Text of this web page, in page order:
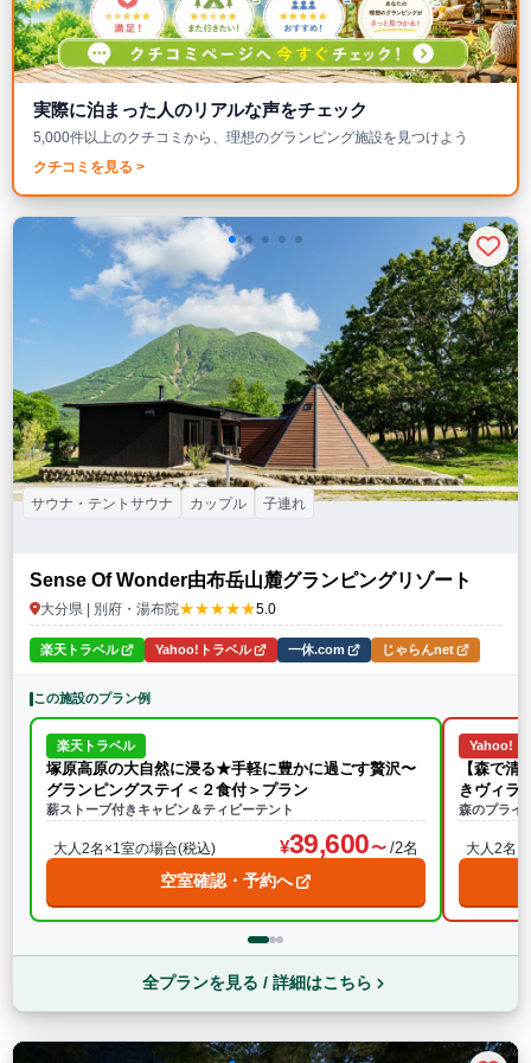
実際に泊まった人のリアルな声をチェック
5,000件以上のクチコミから、理想のグランピング施設を見つけよう
クチコミを見る >
Sense Of Wonder由布岳山麓グランピングリゾート
大分県 | 別府・湯布院★★★★★5.0
サウナ・テントサウナ カップル 子連れ
楽天トラベル Yahoo!トラベル 一休.com じゃらんnet
この施設のプラン例
楽天トラベル
塚原高原の大自然に浸る★手軽に豊かに過ごす贅沢〜
グランピングステイ＜２食付＞プラン
薪ストーブ付きキャビン＆ティピーテント
大人2名×1室の場合(税込) 39,600 /2名
空室確認・予約へ
Yahoo!ト
【森で
きヴィラ
森のプライ
大人2名
全プランを見る / 詳細はこちら